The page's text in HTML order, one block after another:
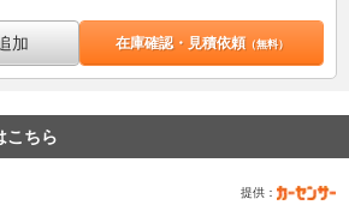
加 在庫確認・見積依頼（無料）
こちら
提供：